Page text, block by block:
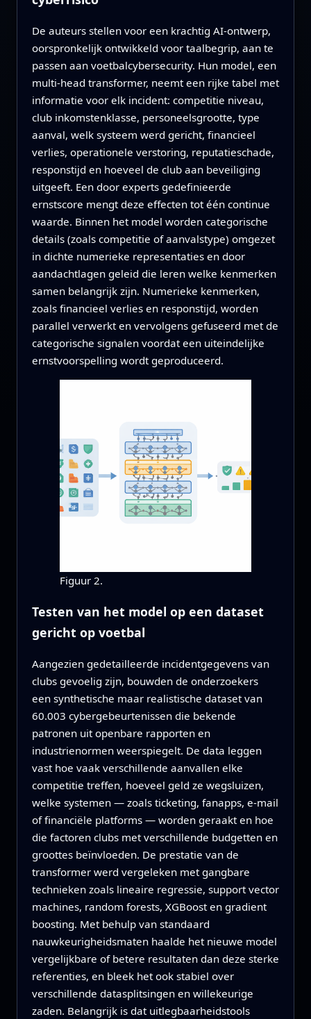
De auteurs stellen voor een krachtig AI-ontwerp,
oorspronkelijk ontwikkeld voor taalbegrip, aan te
passen aan voetbalcybersecurity. Hun model, een
multi-head transformer, neemt een rijke tabel met
informatie voor elk incident: competitie niveau,
club inkomstenklasse, personeelsgrootte, type
aanval, welk systeem werd gericht, financieel
verlies, operationele verstoring, reputatieschade,
responstijd en hoeveel de club aan beveiliging
uitgeeft. Een door experts gedefinieerde
ernstscore mengt deze effecten tot één continue
waarde. Binnen het model worden categorische
details (zoals competitie of aanvalstype) omgezet
in dichte numerieke representaties en door
aandachtlagen geleid die leren welke kenmerken
samen belangrijk zijn. Numerieke kenmerken,
zoals financieel verlies en responstijd, worden
parallel verwerkt en vervolgens gefuseerd met de
categorische signalen voordat een uiteindelijke
ernstvoorspelling wordt geproduceerd.
Figuur 2.
Testen van het model op een dataset
gericht op voetbal
Aangezien gedetailleerde incidentgegevens van
clubs gevoelig zijn, bouwden de onderzoekers
een synthetische maar realistische dataset van
60.003 cybergebeurtenissen die bekende
patronen uit openbare rapporten en
industrienormen weerspiegelt. De data leggen
vast hoe vaak verschillende aanvallen elke
competitie treffen, hoeveel geld ze wegsluizen,
welke systemen — zoals ticketing, fanapps, e-mail
of financiële platforms — worden geraakt en hoe
die factoren clubs met verschillende budgetten en
groottes beïnvloeden. De prestatie van de
transformer werd vergeleken met gangbare
technieken zoals lineaire regressie, support vector
machines, random forests, XGBoost en gradient
boosting. Met behulp van standaard
nauwkeurigheidsmaten haalde het nieuwe model
vergelijkbare of betere resultaten dan deze sterke
referenties, en bleek het ook stabiel over
verschillende datasplitsingen en willekeurige
zaden. Belangrijk is dat uitlegbaarheidstools